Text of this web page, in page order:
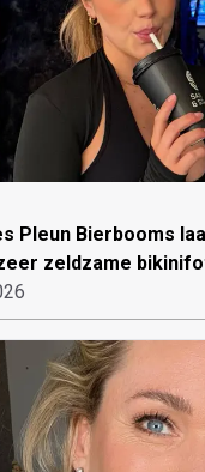
Pleun Bierbooms
zeldzame